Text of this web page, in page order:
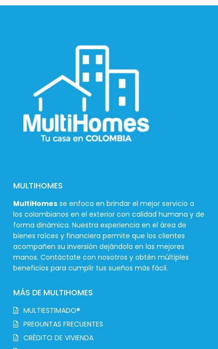
MULTIHOMES
MultiHomes se enfoca en brindar el mejor servicio a
los colombianos en el exterior con calidad humana y de
forma dinámica. Nuestra experiencia en el área de
bienes raíces y financiera permite que los clientes
acompañen su inversión dejándola en las mejores
manos. Contáctate con nosotros y obtén múltiples
beneficios para cumplir tus sueños más fácil.
MÁS DE MULTIHOMES
MULTIESTIMADO®
PREGUNTAS FRECUENTES
CRÉDITO DE VIVIENDA